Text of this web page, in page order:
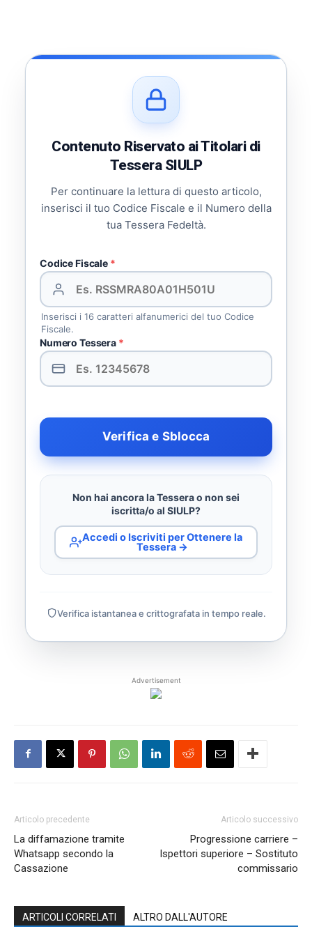
Contenuto Riservato ai Titolari di
Tessera SIULP
Per continuare la lettura di questo articolo,
inserisci il tuo Codice Fiscale e il Numero della
tua Tessera Fedeltà.
Codice Fiscale *
Inserisci i 16 caratteri alfanumerici del tuo Codice
Fiscale.
Numero Tessera *
Verifica e Sblocca
Non hai ancora la Tessera o non sei
iscritta/o al SIULP?
Accedi o Iscriviti per Ottenere la
Tessera →
Verifica istantanea e crittografata in tempo reale.
Advertisement
Articolo precedente
La diffamazione tramite
Whatsapp secondo la
Cassazione
Articolo successivo
Progressione carriere –
Ispettori superiore – Sostituto
commissario
ARTICOLI CORRELATI ALTRO DALL'AUTORE